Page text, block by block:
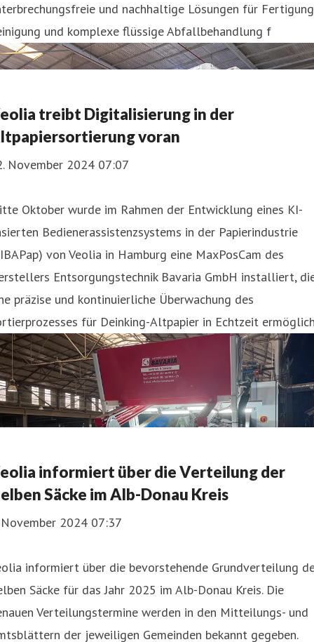
und nachhaltige Lösungen für
und komplexe flüssige Abfallbehandlung f
treibt Digitalisierung in der
voran
November 2024 07:07
Oktober wurde im Rahmen der Entwicklung eines KI-
Bedienerassistenzsystems in der Papierindustrie
von Veolia in Hamburg eine MaxPosCam des
Entsorgungstechnik Bavaria GmbH installiert,
präzise und kontinuierliche Überwachung des
für Deinking-Altpapier in Echtzeit
informiert über die Verteilung der
Säcke im Alb-Donau Kreis
2024 07:37
informiert über die bevorstehende Grundverteilung
Säcke für das Jahr 2025 im Alb-Donau Kreis. Die
Verteilungstermine werden in den Mitteilungs- und
der jeweiligen Gemeinden bekannt gegeben.